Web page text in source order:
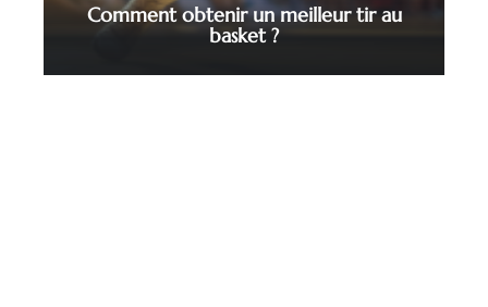
Comment obtenir un meilleur tir au
basket ?